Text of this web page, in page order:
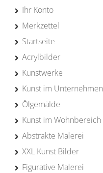
Ihr Konto
Merkzettel
Startseite
Acrylbilder
Kunstwerke
Kunst im Unternehmen
Ölgemälde
Kunst im Wohnbereich
Abstrakte Malerei
XXL Kunst Bilder
Figurative Malerei